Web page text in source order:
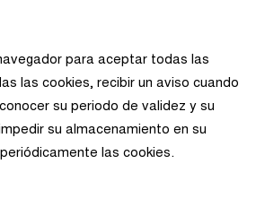
para aceptar todas las
las cookies, recibir un aviso cuando
su periodo de validez y su
su almacenamiento en su
las cookies.